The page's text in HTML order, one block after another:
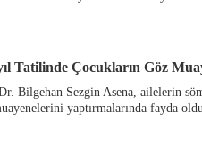
Tatilinde Çocukların Göz
Bilgehan Sezgin Asena, ailelerin
yaptırmalarında fayda